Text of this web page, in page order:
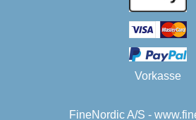
Vorkasse
FineNordic A/S -